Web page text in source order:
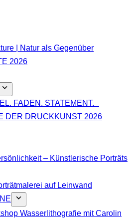
| Natur als Gegenüber
2026
FADEN. STATEMENT.
DER DRUCKKUNST 2026
– Künstlerische Porträts
auf Leinwand
Wasserlithografie mit Carolin